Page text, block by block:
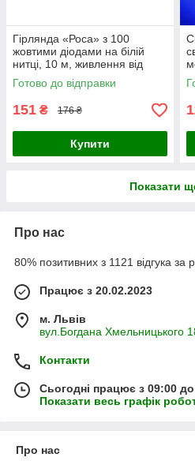
Гірлянда «Роса» з 100
жовтими діодами на білій
нитці, 10 м, живлення від
USB з пультом керування
Готово до відправки
151 ₴ 176 ₴
Купити
Показати
Про нас
80% позитивних з 1121 відгука за
Працює з 20.02.2023
м. Львів
вул.Богдана Хмельницького
Контакти
Сьогодні працює з 09:00
Показати весь графік
Про нас